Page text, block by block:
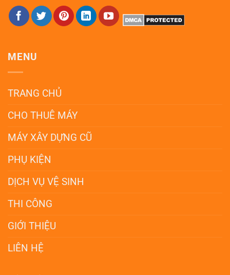
MENU
TRANG CHỦ
CHO THUÊ MÁY
MÁY XÂY DỰNG CŨ
PHỤ KIỆN
DỊCH VỤ VỆ SINH
THI CÔNG
GIỚI THIỆU
LIÊN HỆ